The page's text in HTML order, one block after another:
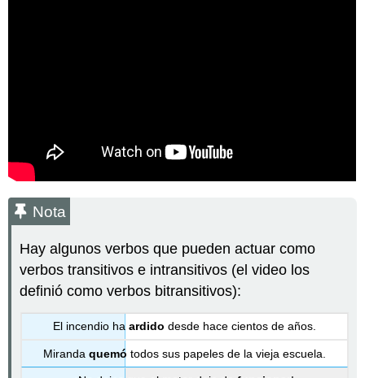
Nota
Hay algunos verbos que pueden actuar como
verbos transitivos e intransitivos (el video los
definió como verbos bitransitivos):
El incendio ha ardido desde hace cientos de años.
Miranda quemó todos sus papeles de la vieja escuela.